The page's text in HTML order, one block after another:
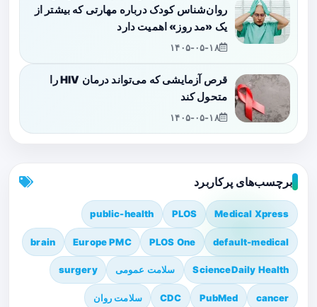
روان‌شناس کودک درباره مهارتی که بیشتر از
یک «مد روز» اهمیت دارد
۱۴۰۵-۰۵-۱۸
قرص آزمایشی که می‌تواند درمان HIV را
متحول کند
۱۴۰۵-۰۵-۱۸
برچسب‌های پرکاربرد
Medical Xpress
PLOS
public-health
default-medical
PLOS One
Europe PMC
brain
ScienceDaily Health سلامت عمومی surgery
cancer
PubMed
CDC سلامت روان